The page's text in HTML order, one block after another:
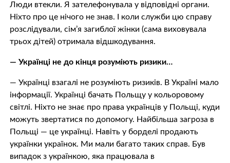
Люди втекли. Я зателефонувала у відповідні органи.
Ніхто про це нічого не знав. І коли служби цю справу
розслідували, сім’я загиблої жінки (сама виховувала
трьох дітей) отримала відшкодування.
— Українці не до кінця розуміють ризики…
— Українці взагалі не розуміють ризиків. В Україні мало
інформації. Українці бачать Польщу у кольоровому
світлі. Ніхто не знає про права українців у Польщі, куди
можуть звертатися по допомогу. Найбільша загроза в
Польщі — це українці. Навіть у борделі продають
українки українок. Ми мали багато таких справ. Був
випадок з українкою, яка працювала в